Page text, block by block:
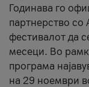
Годинава го
партнерство со
фестивалот да
месеци. Во
програма
на 29 ноември